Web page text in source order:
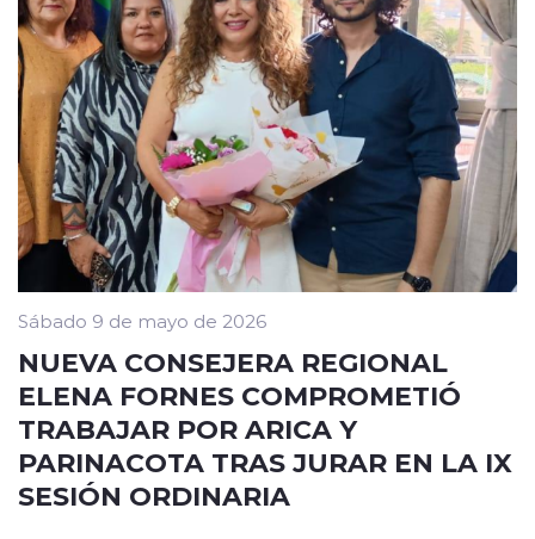
Sábado 9 de mayo de 2026
NUEVA CONSEJERA REGIONAL
ELENA FORNES COMPROMETIÓ
TRABAJAR POR ARICA Y
PARINACOTA TRAS JURAR EN LA IX
SESIÓN ORDINARIA